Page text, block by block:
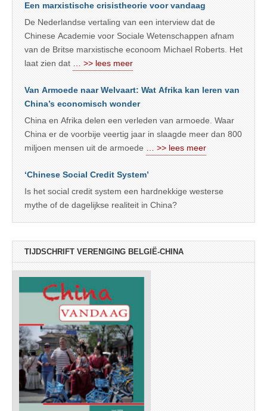
Een marxistische crisistheorie voor vandaag
De Nederlandse vertaling van een interview dat de
Chinese Academie voor Sociale Wetenschappen afnam
van de Britse marxistische econoom Michael Roberts. Het
laat zien dat
… >> lees meer
Van Armoede naar Welvaart: Wat Afrika kan leren van
China’s economisch wonder
China en Afrika delen een verleden van armoede. Waar
China er de voorbije veertig jaar in slaagde meer dan 800
miljoen mensen uit de armoede
… >> lees meer
‘Chinese Social Credit System’
Is het social credit system een hardnekkige westerse
mythe of de dagelijkse realiteit in China?
TIJDSCHRIFT VERENIGING BELGIË-CHINA